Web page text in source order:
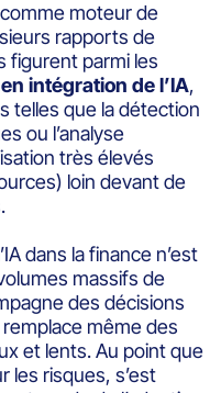
moteur de
rapports de
figurent parmi les
intégration de l’IA,
telles que la détection
ou l’analyse
très élevés
loin devant de
dans la finance n’est
massifs de
des décisions
même des
et lents. Au point que
les risques, s’est